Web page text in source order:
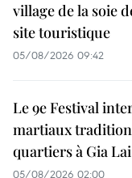
village de la soie
site touristique
05/08/2026 09:42
Le 9e Festival
martiaux
quartiers à Gia Lai
05/08/2026 02:00